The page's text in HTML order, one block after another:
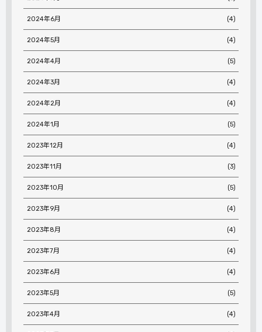
2024年6月 (4)
2024年5月 (4)
2024年4月 (5)
2024年3月 (4)
2024年2月 (4)
2024年1月 (5)
2023年12月 (4)
2023年11月 (3)
2023年10月 (5)
2023年9月 (4)
2023年8月 (4)
2023年7月 (4)
2023年6月 (4)
2023年5月 (5)
2023年4月 (4)